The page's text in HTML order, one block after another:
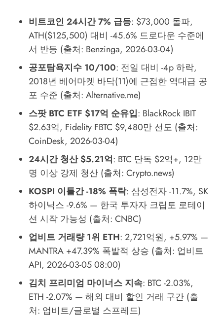
비트코인 24시간 7% 급등: $73,000 돌파,
ATH($125,500) 대비 -45.6% 드로다운 수준에
서 반등 (출처: Benzinga, 2026-03-04)
공포탐욕지수 10/100: 전일 대비 -4p 하락,
2018년 베어마켓 바닥(11)에 근접한 역대급 공
포 수준 (출처: Alternative.me)
스팟 BTC ETF $17억 순유입: BlackRock IBIT
$2.63억, Fidelity FBTC $9,480만 선도 (출처:
CoinDesk, 2026-03-04)
24시간 청산 $5.21억: BTC 단독 $2억+, 12만
명 이상 강제 청산 (출처: Crypto.news)
KOSPI 이틀간 -18% 폭락: 삼성전자 -11.7%, SK
하이닉스 -9.6% — 한국 투자자 크립토 로테이
션 시작 가능성 (출처: CNBC)
업비트 거래량 1위 ETH: 2,721억원, +5.97% —
MANTRA +47.39% 폭발적 상승 (출처: 업비트
API, 2026-03-05 08:00)
김치 프리미엄 마이너스 지속: BTC -2.03%,
ETH -2.07% — 해외 대비 할인 거래 구간 (출
처: 업비트/글로벌 스프레드)